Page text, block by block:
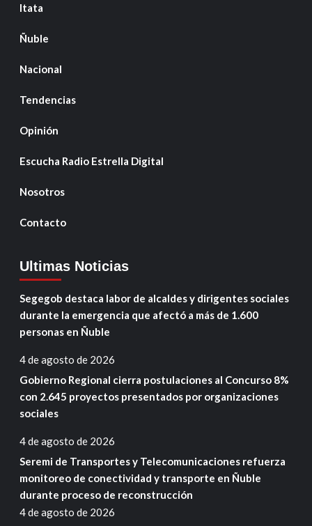
Itata
Ñuble
Nacional
Tendencias
Opinión
Escucha Radio Estrella Digital
Nosotros
Contacto
Ultimas Noticias
Segegob destaca labor de alcaldes y dirigentes sociales
durante la emergencia que afectó a más de 1.600
personas en Ñuble
4 de agosto de 2026
Gobierno Regional cierra postulaciones al Concurso 8%
con 2.645 proyectos presentados por organizaciones
sociales
4 de agosto de 2026
Seremi de Transportes y Telecomunicaciones refuerza
monitoreo de conectividad y transporte en Ñuble
durante proceso de reconstrucción
4 de agosto de 2026